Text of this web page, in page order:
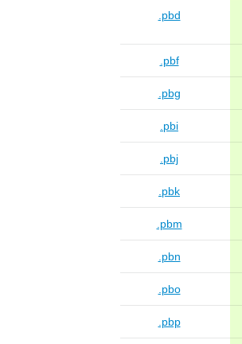
.pbd
.pbf
.pbg
.pbi
.pbj
.pbk
.pbm
.pbn
.pbo
.pbp